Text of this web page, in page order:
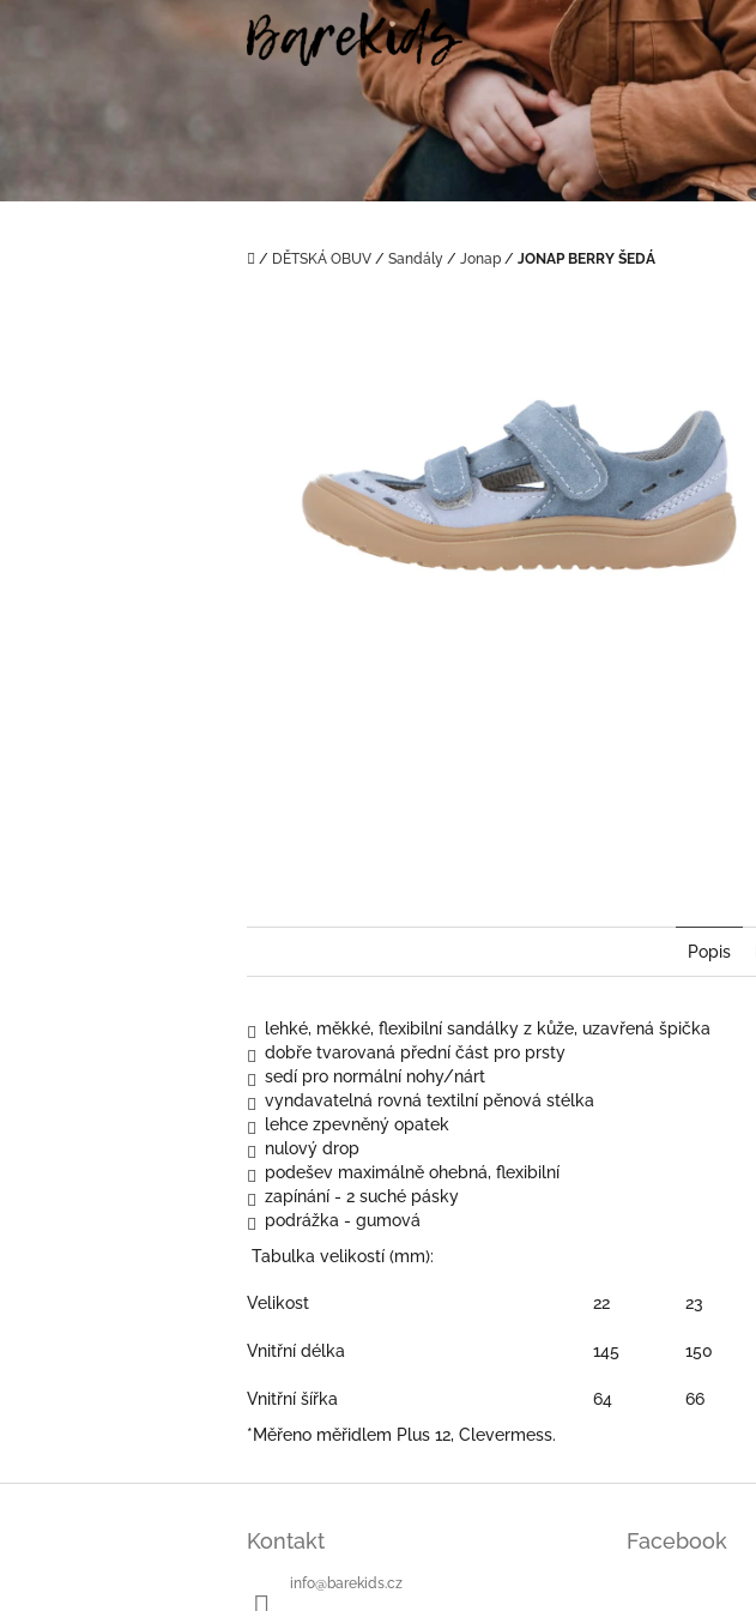
Domů
/ DĚTSKÁ OBUV / Sandály / Jonap / JONAP BERRY ŠEDÁ
Popis
lehké, měkké, flexibilní sandálky z kůže, uzavřená špička
dobře tvarovaná přední část pro prsty
sedí pro normální nohy/nárt
vyndavatelná rovná textilní pěnová stélka
lehce zpevněný opatek
nulový drop
podešev maximálně ohebná, flexibilní
zapínání - 2 suché pásky
podrážka - gumová
Tabulka velikostí (mm):
Velikost 22 23
Vnitřní délka 145 150
Vnitřní šířka 64 66
*Měřeno měřidlem Plus 12, Clevermess.
Kontakt
info@barekids.cz
Facebook